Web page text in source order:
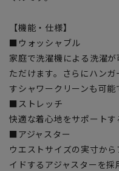
【機能・仕様】
■ウォッシャブル
家庭で洗濯機による洗濯
ただけます。さらにハン
すシャワークリーンも可能
■ストレッチ
快適な着心地をサポートす
■アジャスター
ウエストサイズの実寸か
イドするアジャスターを